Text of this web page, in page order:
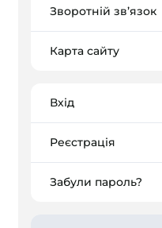
Зворотній зв’язок
Карта сайту
Вхід
Реєстрація
Забули пароль?